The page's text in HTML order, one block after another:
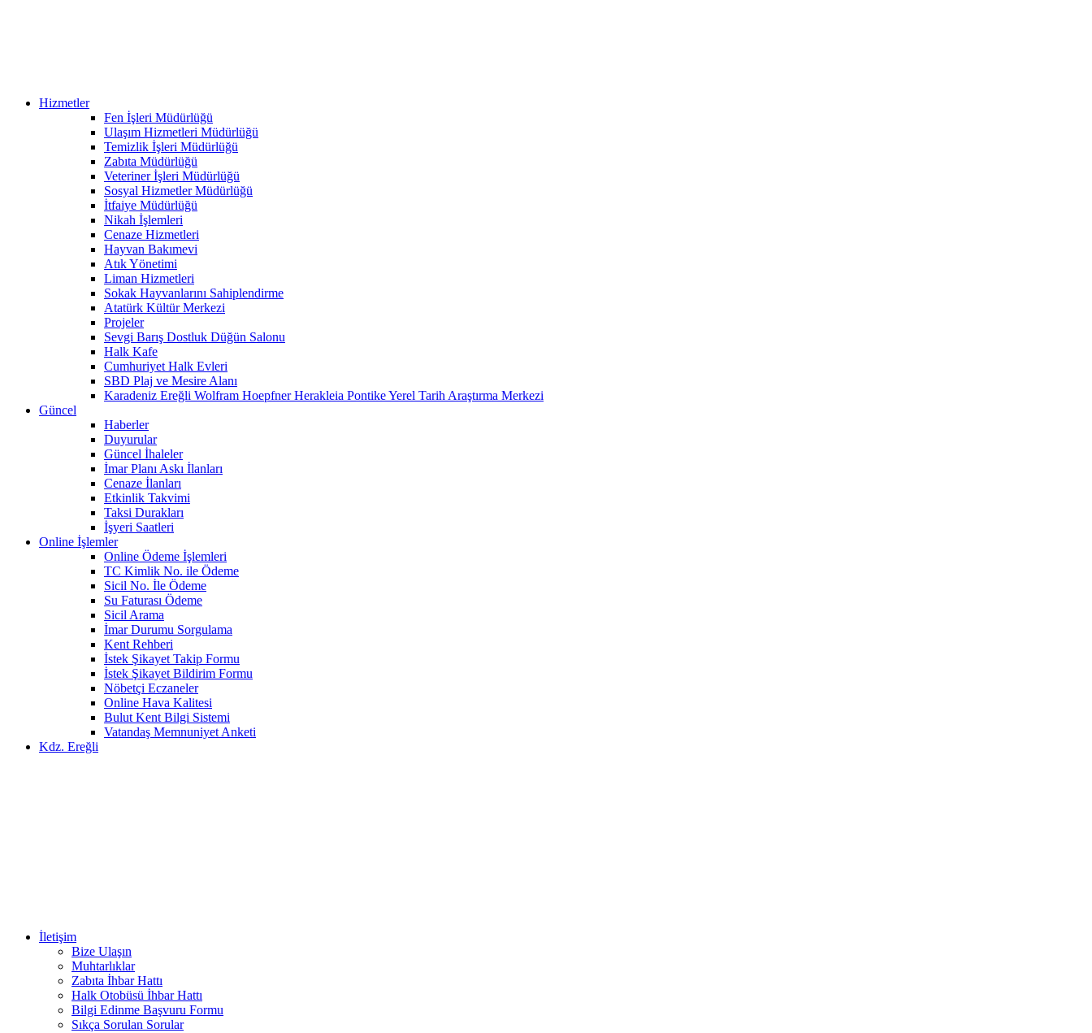
Hizmetler
Fen İşleri Müdürlüğü
Ulaşım Hizmetleri Müdürlüğü
Temizlik İşleri Müdürlüğü
Zabıta Müdürlüğü
Veteriner İşleri Müdürlüğü
Sosyal Hizmetler Müdürlüğü
İtfaiye Müdürlüğü
Nikah İşlemleri
Cenaze Hizmetleri
Hayvan Bakımevi
Atık Yönetimi
Liman Hizmetleri
Sokak Hayvanlarını Sahiplendirme
Atatürk Kültür Merkezi
Projeler
Sevgi Barış Dostluk Düğün Salonu
Halk Kafe
Cumhuriyet Halk Evleri
SBD Plaj ve Mesire Alanı
Karadeniz Ereğli Wolfram Hoepfner Herakleia Pontike Yerel Tarih Araştırma Merkezi
Güncel
Haberler
Duyurular
Güncel İhaleler
İmar Planı Askı İlanları
Cenaze İlanları
Etkinlik Takvimi
Taksi Durakları
İşyeri Saatleri
Online İşlemler
Online Ödeme İşlemleri
TC Kimlik No. ile Ödeme
Sicil No. İle Ödeme
Su Faturası Ödeme
Sicil Arama
İmar Durumu Sorgulama
Kent Rehberi
İstek Şikayet Takip Formu
İstek Şikayet Bildirim Formu
Nöbetçi Eczaneler
Online Hava Kalitesi
Bulut Kent Bilgi Sistemi
Vatandaş Memnuniyet Anketi
Kdz. Ereğli
İletişim
Bize Ulaşın
Muhtarlıklar
Zabıta İhbar Hattı
Halk Otobüsü İhbar Hattı
Bilgi Edinme Başvuru Formu
Sıkça Sorulan Sorular